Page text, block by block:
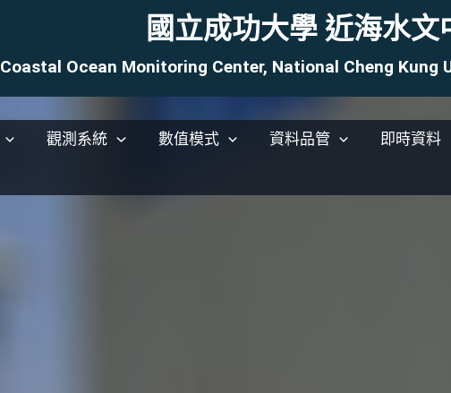
觀測系統 數值模式 資料品管 即時資料
國立成功大學 近海水文
Coastal Ocean Monitoring Center, National Cheng Kung